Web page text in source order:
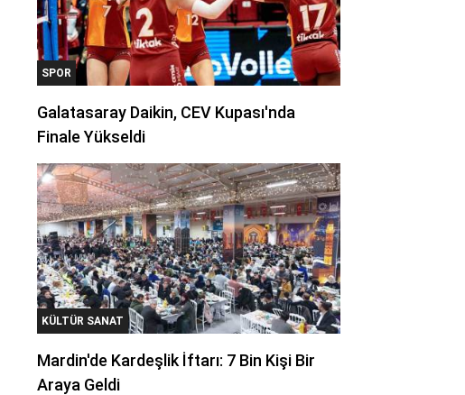
SPOR
Galatasaray Daikin, CEV Kupası'nda
Finale Yükseldi
KÜLTÜR SANAT
Mardin'de Kardeşlik İftarı: 7 Bin Kişi Bir
Araya Geldi